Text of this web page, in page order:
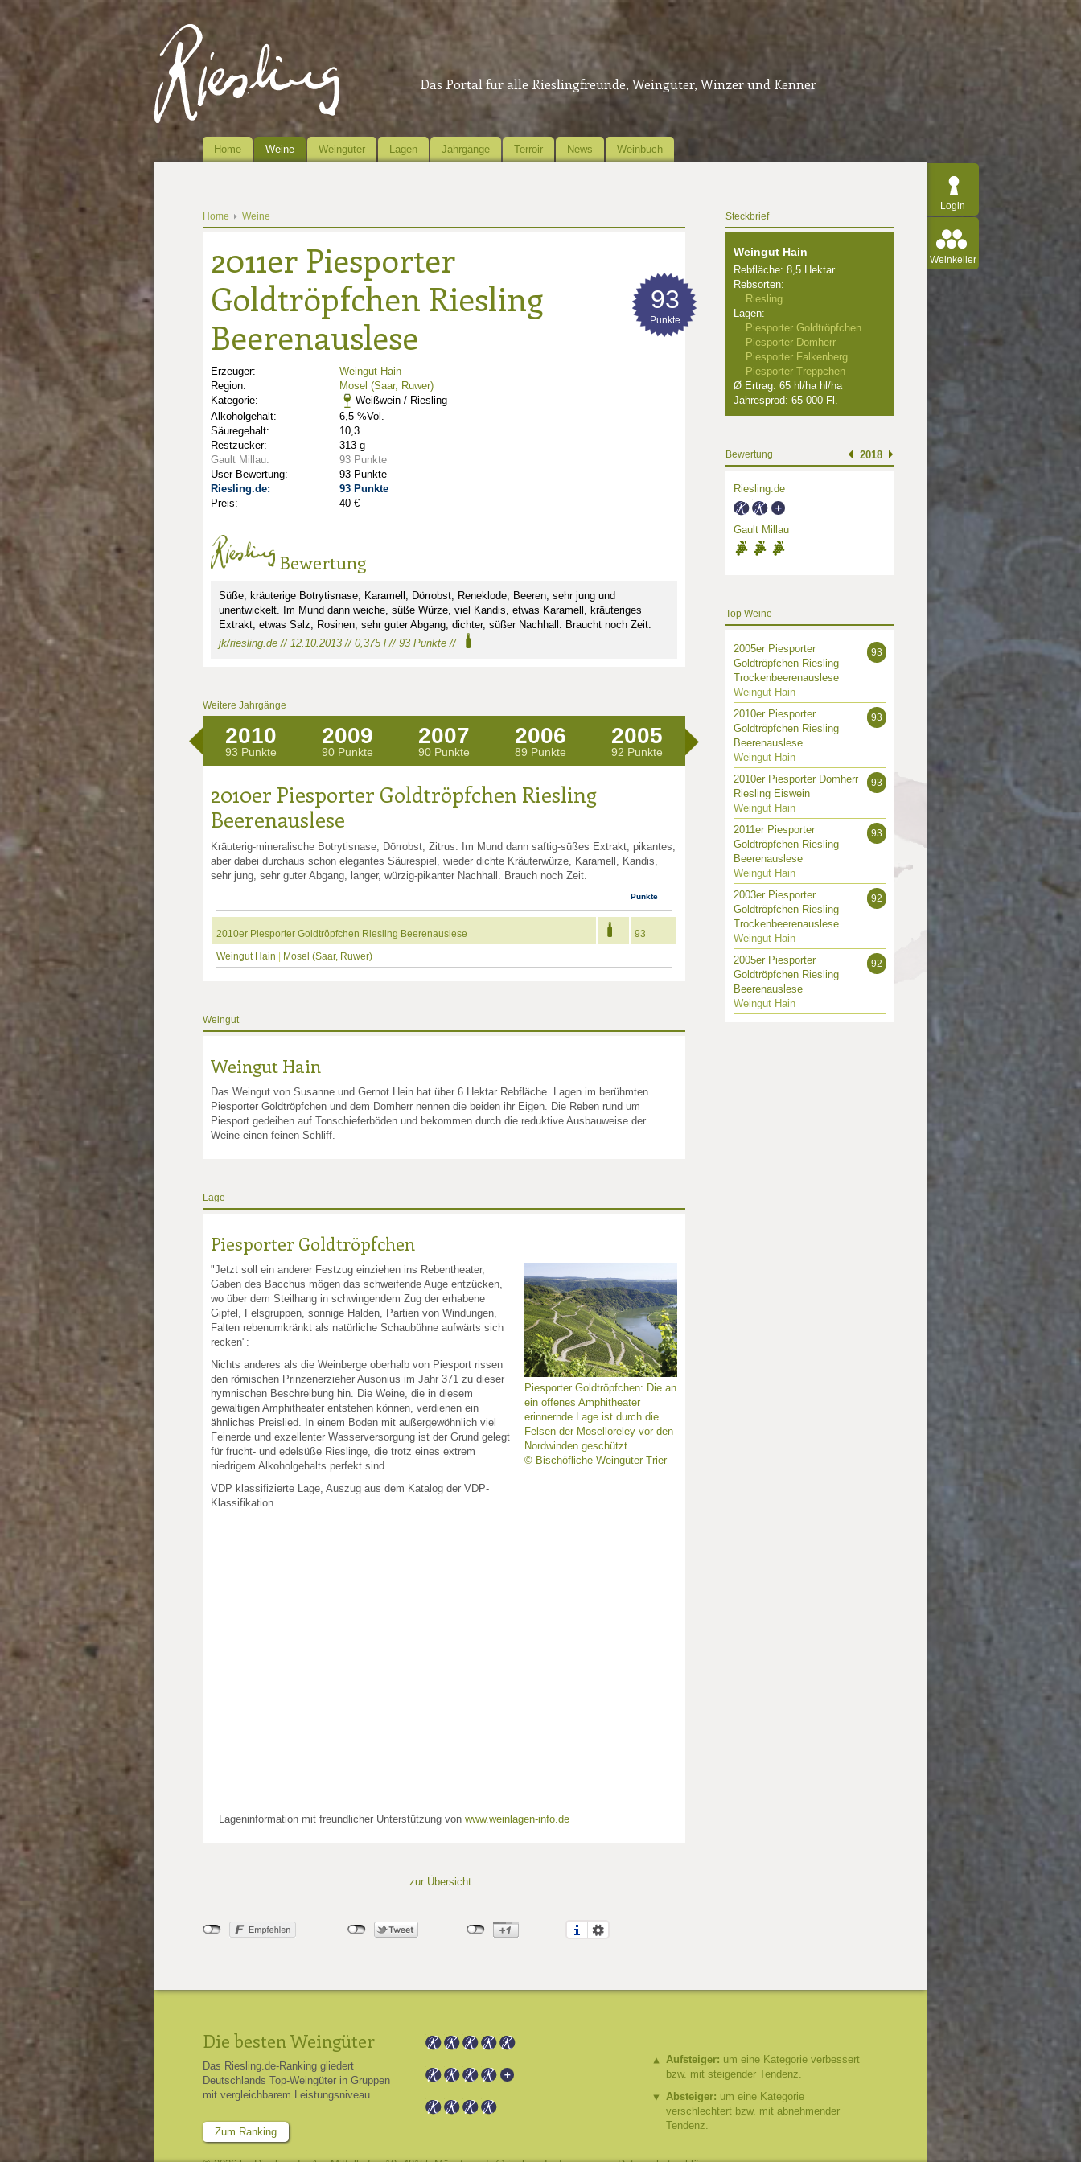
Das Portal für alle Rieslingfreunde, Weingüter, Winzer und Kenner
Home Weine Weingüter Lagen Jahrgänge Terroir News Weinbuch
Login
Weinkeller
Home Weine
2011er Piesporter
Goldtröpfchen Riesling
Beerenauslese
Erzeuger:
Weingut Hain
Region:
Mosel (Saar, Ruwer)
Kategorie:
Weißwein / Riesling
Alkoholgehalt:
6,5 %Vol.
Säuregehalt:
10,3
Restzucker:
313 g
Gault Millau:
93 Punkte
User Bewertung:
93 Punkte
Riesling.de:
93 Punkte
Preis:
40 €
93
Punkte
Bewertung
Süße, kräuterige Botrytisnase, Karamell, Dörrobst, Reneklode, Beeren, sehr jung und
unentwickelt. Im Mund dann weiche, süße Würze, viel Kandis, etwas Karamell, kräuteriges
Extrakt, etwas Salz, Rosinen, sehr guter Abgang, dichter, süßer Nachhall. Braucht noch Zeit.
jk/riesling.de // 12.10.2013 // 0,375 l // 93 Punkte //
Weitere Jahrgänge
2010
93 Punkte
2009
90 Punkte
2007
90 Punkte
2006
89 Punkte
2005
92 Punkte
2003
90 Punkte
2002
2010er Piesporter Goldtröpfchen Riesling
Beerenauslese
Kräuterig-mineralische Botrytisnase, Dörrobst, Zitrus. Im Mund dann saftig-süßes Extrakt, pikantes,
aber dabei durchaus schon elegantes Säurespiel, wieder dichte Kräuterwürze, Karamell, Kandis,
sehr jung, sehr guter Abgang, langer, würzig-pikanter Nachhall. Brauch noch Zeit.
Punkte
2010er Piesporter Goldtröpfchen Riesling Beerenauslese
93
Weingut Hain
Mosel (Saar, Ruwer)
Weingut
Weingut Hain
Das Weingut von Susanne und Gernot Hein hat über 6 Hektar Rebfläche. Lagen im berühmten
Piesporter Goldtröpfchen und dem Domherr nennen die beiden ihr Eigen. Die Reben rund um
Piesport gedeihen auf Tonschieferböden und bekommen durch die reduktive Ausbauweise der
Weine einen feinen Schliff.
Lage
Piesporter Goldtröpfchen
Piesporter Goldtröpfchen: Die an
ein offenes Amphitheater
erinnernde Lage ist durch die
Felsen der Moselloreley vor den
Nordwinden geschützt.
© Bischöfliche Weingüter Trier
"Jetzt soll ein anderer Festzug einziehen ins Rebentheater,
Gaben des Bacchus mögen das schweifende Auge entzücken,
wo über dem Steilhang in schwingendem Zug der erhabene
Gipfel, Felsgruppen, sonnige Halden, Partien von Windungen,
Falten rebenumkränkt als natürliche Schaubühne aufwärts sich
recken":
Nichts anderes als die Weinberge oberhalb von Piesport rissen
den römischen Prinzenerzieher Ausonius im Jahr 371 zu dieser
hymnischen Beschreibung hin. Die Weine, die in diesem
gewaltigen Amphitheater entstehen können, verdienen ein
ähnliches Preislied. In einem Boden mit außergewöhnlich viel
Feinerde und exzellenter Wasserversorgung ist der Grund gelegt
für frucht- und edelsüße Rieslinge, die trotz eines extrem
niedrigem Alkoholgehalts perfekt sind.
VDP klassifizierte Lage, Auszug aus dem Katalog der VDP-
Klassifikation.
Lageninformation mit freundlicher Unterstützung von www.weinlagen-info.de
zur Übersicht
Steckbrief
Weingut Hain
Rebfläche: 8,5 Hektar
Rebsorten:
Riesling
Lagen:
Piesporter Goldtröpfchen
Piesporter Domherr
Piesporter Falkenberg
Piesporter Treppchen
Ø Ertrag: 65 hl/ha hl/ha
Jahresprod: 65 000 Fl.
Bewertung 2018
Riesling.de
2.52.5
Gault Millau
3
Punkte: 3
Punkte: 3
Top Weine
93
2005er Piesporter
Goldtröpfchen Riesling
Trockenbeerenauslese
Weingut Hain
93
2010er Piesporter
Goldtröpfchen Riesling
Beerenauslese
Weingut Hain
93
2010er Piesporter Domherr
Riesling Eiswein
Weingut Hain
93
2011er Piesporter
Goldtröpfchen Riesling
Beerenauslese
Weingut Hain
92
2003er Piesporter
Goldtröpfchen Riesling
Trockenbeerenauslese
Weingut Hain
92
2005er Piesporter
Goldtröpfchen Riesling
Beerenauslese
Weingut Hain
Die besten Weingüter
Das Riesling.de-Ranking gliedert
Deutschlands Top-Weingüter in Gruppen
mit vergleichbarem Leistungsniveau.
Zum Ranking
Aufsteiger: um eine Kategorie verbessert
bzw. mit steigender Tendenz.
Absteiger: um eine Kategorie
verschlechtert bzw. mit abnehmender
Tendenz.